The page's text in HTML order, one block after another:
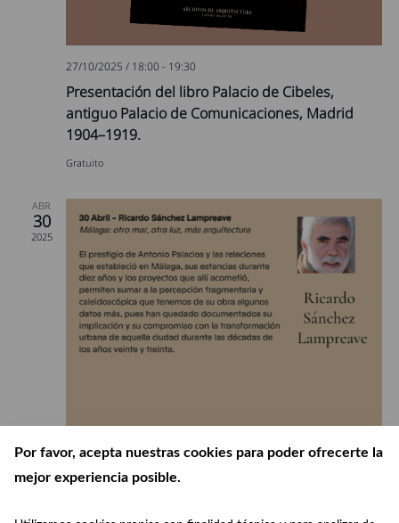
Por favor, acepta nuestras cookies para poder ofrecerte la
mejor experiencia posible.
27/10/2025 / 18:00- 19:30
Presentación del libro Palacio de Cibeles,
antiguo Palacio de Comunicaciones, Madrid
1904–1919.
Gratuito
ABR
30
2025